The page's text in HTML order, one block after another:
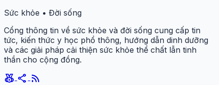
Sức khỏe • Đời sống
Cổng thông tin về sức khỏe và đời sống cung cấp tin
tức, kiến thức y học phổ thông, hướng dẫn dinh dưỡng
và các giải pháp cải thiện sức khỏe thể chất lẫn tinh
thần cho cộng đồng.
social_leaderboard share rss_feed